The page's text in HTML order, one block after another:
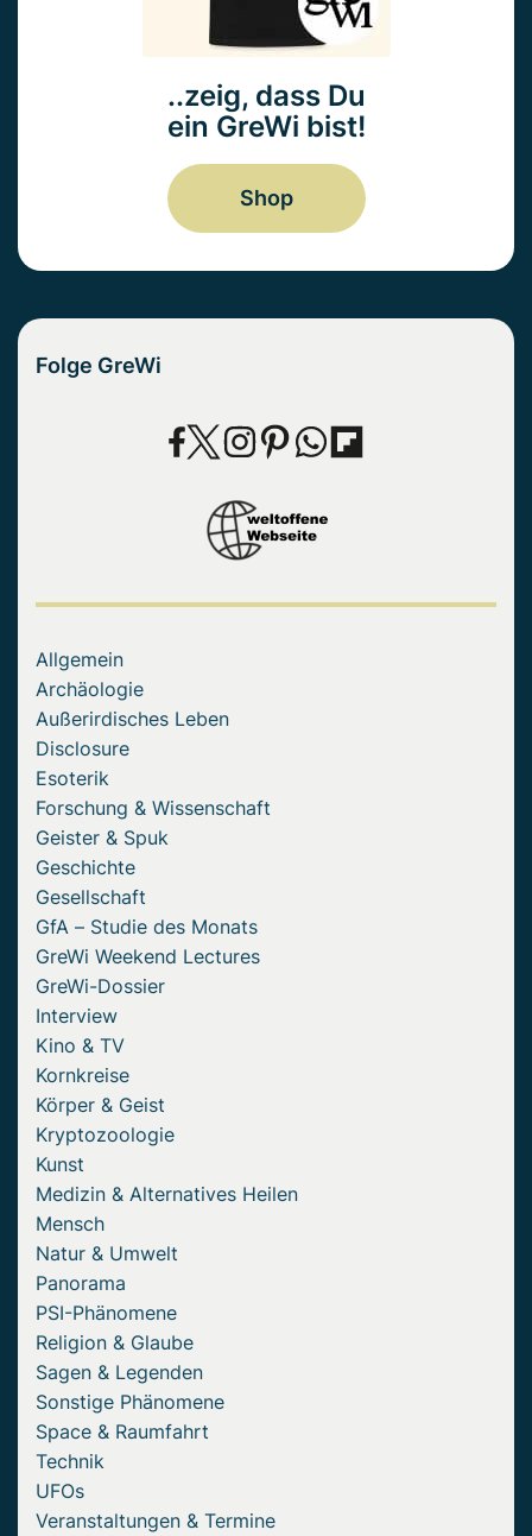
..zeig, dass Du
ein GreWi bist!
Shop
Folge GreWi
Allgemein
Archäologie
Außerirdisches Leben
Disclosure
Esoterik
Forschung & Wissenschaft
Geister & Spuk
Geschichte
Gesellschaft
GfA – Studie des Monats
GreWi Weekend Lectures
GreWi-Dossier
Interview
Kino & TV
Kornkreise
Körper & Geist
Kryptozoologie
Kunst
Medizin & Alternatives Heilen
Mensch
Natur & Umwelt
Panorama
PSI-Phänomene
Religion & Glaube
Sagen & Legenden
Sonstige Phänomene
Space & Raumfahrt
Technik
UFOs
Veranstaltungen & Termine